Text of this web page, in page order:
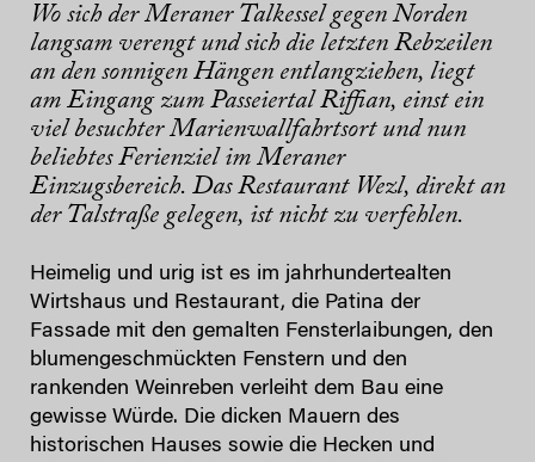
Wo sich der Meraner Talkessel gegen Norden
langsam verengt und sich die letzten Rebzeilen
an den sonnigen Hängen entlangziehen, liegt
am Eingang zum Passeiertal Riffian, einst ein
viel besuchter Marienwallfahrtsort und nun
beliebtes Ferienziel im Meraner
Einzugsbereich. Das Restaurant Wezl, direkt an
der Talstraße gelegen, ist nicht zu verfehlen.
Heimelig und urig ist es im jahrhundertealten
Wirtshaus und Restaurant, die Patina der
Fassade mit den gemalten Fensterlaibungen, den
blumengeschmückten Fenstern und den
rankenden Weinreben verleiht dem Bau eine
gewisse Würde. Die dicken Mauern des
historischen Hauses sowie die Hecken und